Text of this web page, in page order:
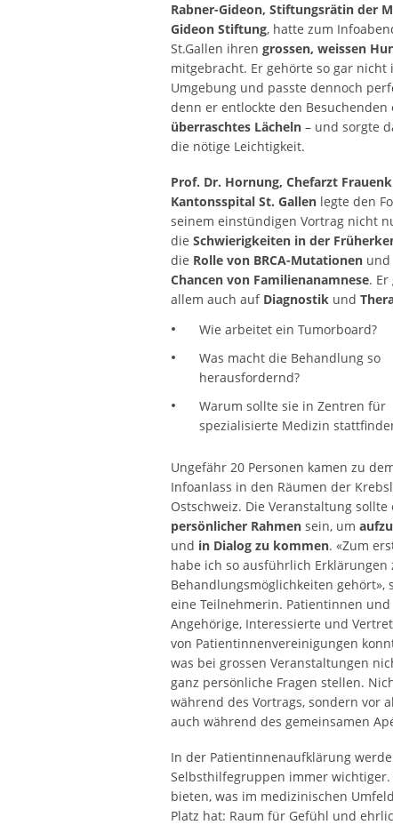
Rabner-Gideon, Stiftungsrätin der
Gideon Stiftung, hatte zum
St.Gallen ihren grossen, weissen
mitgebracht. Er gehörte so gar nicht
Umgebung und passte dennoch
denn er entlockte den Besuchenden
überraschtes Lächeln – und sorgte
die nötige Leichtigkeit.
Prof. Dr. Hornung, Chefarzt
Kantonsspital St. Gallen legte den
seinem einstündigen Vortrag nicht
die Schwierigkeiten in der
die Rolle von BRCA-Mutationen und
Chancen von Familienanamnese.
allem auch auf Diagnostik und
Wie arbeitet ein Tumorboard?
Was macht die Behandlung so
herausfordernd?
Warum sollte sie in Zentren für
spezialisierte Medizin
Ungefähr 20 Personen kamen zu
Infoanlass in den Räumen der
Ostschweiz. Die Veranstaltung sollte
persönlicher Rahmen sein, um
und in Dialog zu kommen. «Zum
habe ich so ausführlich Erklärungen
Behandlungsmöglichkeiten gehört»,
eine Teilnehmerin. Patientinnen und
Angehörige, Interessierte und
von Patientinnenvereinigungen
was bei grossen Veranstaltungen
ganz persönliche Fragen stellen.
während des Vortrags, sondern vor
auch während des gemeinsamen
In der Patientinnenaufklärung
Selbsthilfegruppen immer wichtiger.
bieten, was im medizinischen
Platz hat: Raum für Gefühl und